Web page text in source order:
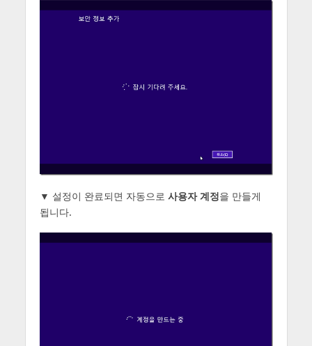
▼ 설정이 완료되면 자동으로 사용자 계정을 만들게
됩니다.